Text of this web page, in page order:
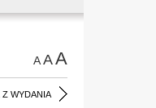
AAA
Z WYDANIA